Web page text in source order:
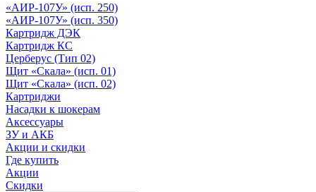
«АИР-107У» (исп. 250)
«АИР-107У» (исп. 350)
Картридж ДЭК
Картридж КС
Церберус (Тип 02)
Щит «Скала» (исп. 01)
Щит «Скала» (исп. 02)
Картриджи
Насадки к шокерам
Аксессуары
ЗУ и АКБ
Акции и скидки
Где купить
Акции
Скидки